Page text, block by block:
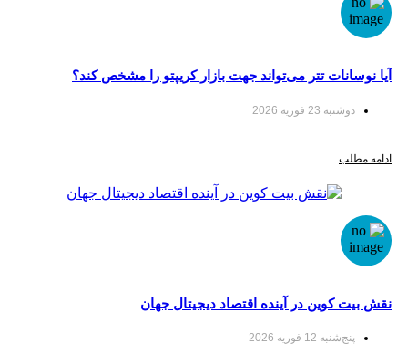
تتر می‌تواند جهت بازار کریپتو را مشخص کند؟
کوین در آینده اقتصاد دیجیتال جهان